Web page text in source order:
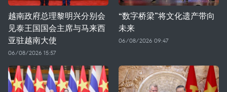
越南政府总理黎明兴分别会
见泰王国国会主席与马来西
亚驻越南大使
06/08/2026 15:57
“数字桥梁”将文化遗产带向
未来
06/08/2026 09:47